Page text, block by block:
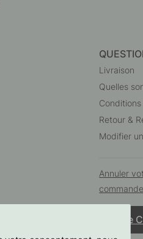
Livraison
Quelles
Retour &
Modifier
Annuler
commande
Service